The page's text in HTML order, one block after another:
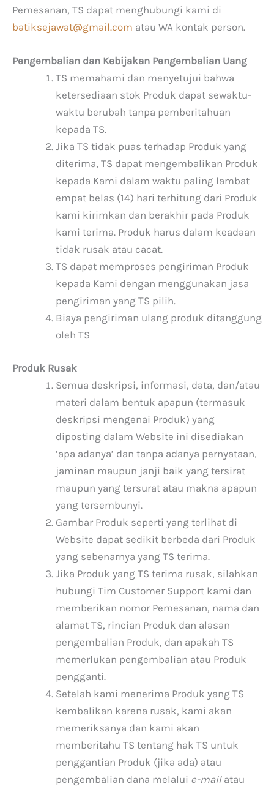
Pemesanan, TS dapat menghubungi kami di
batiksejawat@gmail.com atau WA kontak person.
Pengembalian dan Kebijakan Pengembalian Uang
TS memahami dan menyetujui bahwa
ketersediaan stok Produk dapat sewaktu-
waktu berubah tanpa pemberitahuan
kepada TS.
Jika TS tidak puas terhadap Produk yang
diterima, TS dapat mengembalikan Produk
kepada Kami dalam waktu paling lambat
empat belas (14) hari terhitung dari Produk
kami kirimkan dan berakhir pada Produk
kami terima. Produk harus dalam keadaan
tidak rusak atau cacat.
TS dapat memproses pengiriman Produk
kepada Kami dengan menggunakan jasa
pengiriman yang TS pilih.
Biaya pengiriman ulang produk ditanggung
oleh TS
Produk Rusak
Semua deskripsi, informasi, data, dan/atau
materi dalam bentuk apapun (termasuk
deskripsi mengenai Produk) yang
diposting dalam Website ini disediakan
‘apa adanya’ dan tanpa adanya pernyataan,
jaminan maupun janji baik yang tersirat
maupun yang tersurat atau makna apapun
yang tersembunyi.
Gambar Produk seperti yang terlihat di
Website dapat sedikit berbeda dari Produk
yang sebenarnya yang TS terima.
Jika Produk yang TS terima rusak, silahkan
hubungi Tim Customer Support kami dan
memberikan nomor Pemesanan, nama dan
alamat TS, rincian Produk dan alasan
pengembalian Produk, dan apakah TS
memerlukan pengembalian atau Produk
pengganti.
Setelah kami menerima Produk yang TS
kembalikan karena rusak, kami akan
memeriksanya dan kami akan
memberitahu TS tentang hak TS untuk
penggantian Produk (jika ada) atau
pengembalian dana melalui e-mailatau